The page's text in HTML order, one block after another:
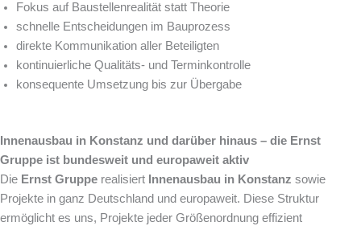
Fokus auf Baustellenrealität statt Theorie
schnelle Entscheidungen im Bauprozess
direkte Kommunikation aller Beteiligten
kontinuierliche Qualitäts- und Terminkontrolle
konsequente Umsetzung bis zur Übergabe
Innenausbau in Konstanz und darüber hinaus – die Ernst
Gruppe ist bundesweit und europaweit aktiv
Die Ernst Gruppe realisiert Innenausbau in Konstanz sowie
Projekte in ganz Deutschland und europaweit. Diese Struktur
ermöglicht es uns, Projekte jeder Größenordnung effizient